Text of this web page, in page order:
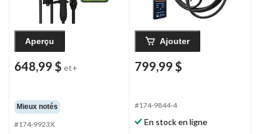
Aperçu
648,99 $ et+
Mieux notés
#174-9923X
Ajouter
799,99 $
#174-9844-4
En stock en ligne